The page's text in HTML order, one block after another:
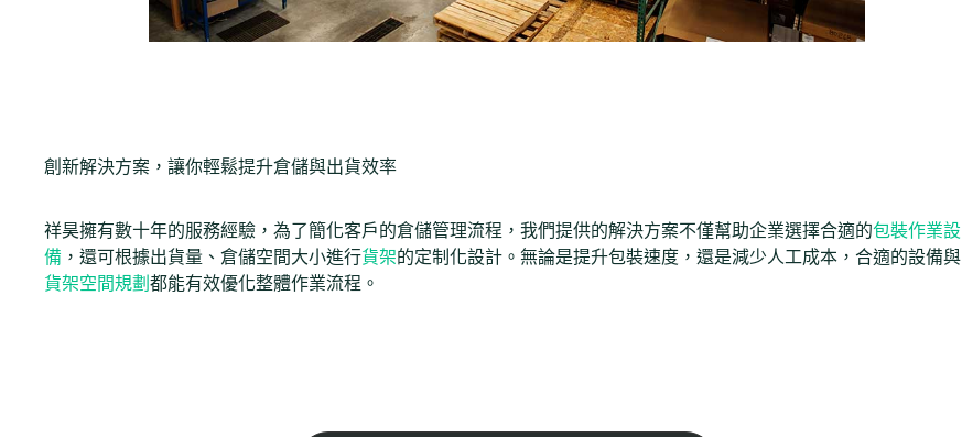
創新解決方案，讓你輕鬆提升倉儲與出貨效率
祥昊擁有數十年的服務經驗，為了簡化客戶的倉儲管理流程，我們提供的解決方案不僅幫助企業選擇合適的包裝作業設
備 ，還可根據出貨量、倉儲空間大小進行貨架的定制化設計。無論是提升包裝速度，還是減少人工成本，合適的設備與
貨架空間規劃 都能有效優化整體作業流程。